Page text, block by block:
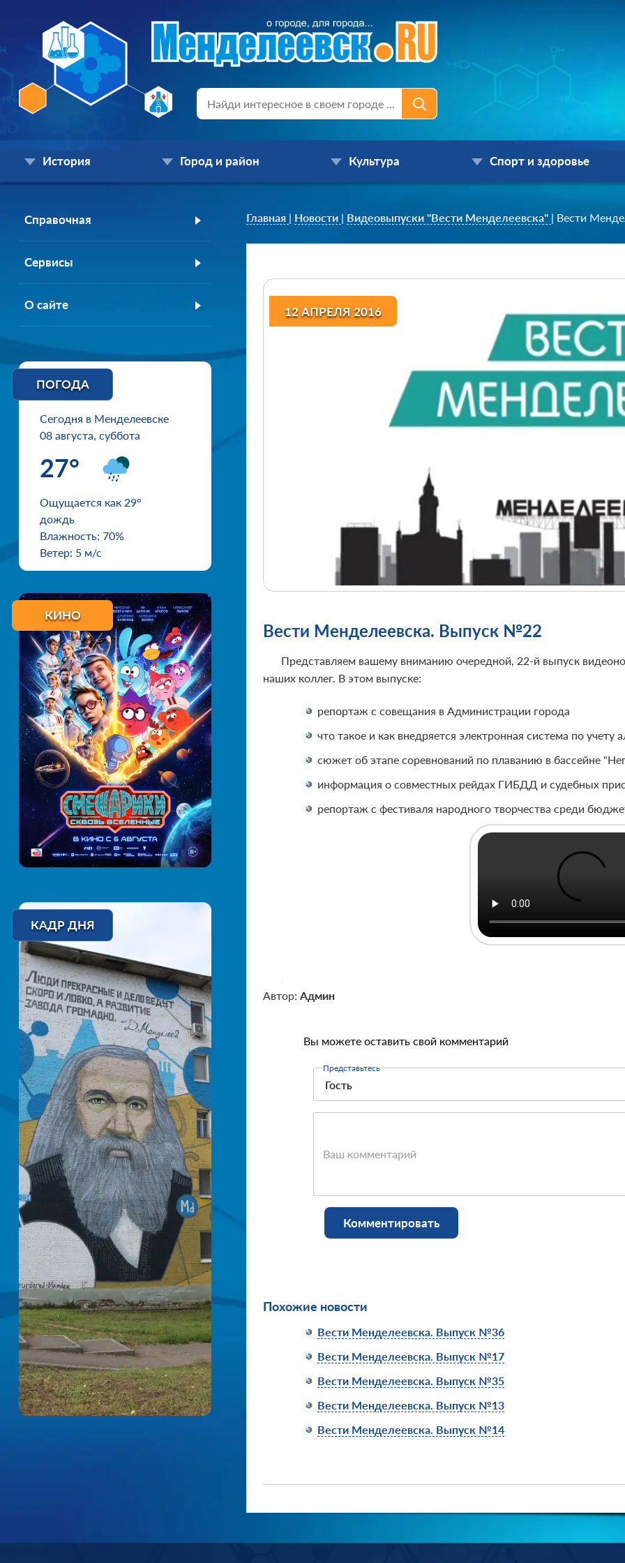
История Город и район Культура Спорт и здоровье
Справочная
Сервисы
О сайте
ПОГОДА
Сегодня в Менделеевске
08 августа, суббота
27°
Ощущается как 29°
дождь
Влажность: 70%
Ветер: 5 м/с
КИНО
КАДР ДНЯ
Главная | Новости | Видеовыпуски "Вести Менделеевска" | Вести
12 АПРЕЛЯ 2016
Вести Менделеевска. Выпуск №22
Представляем вашему вниманию очередной, 22-й выпуск
наших коллег. В этом выпуске:
репортаж с совещания в Администрации города
что такое и как внедряется электронная система по
сюжет об этапе соревнований по плаванию в бассейне
информация о совместных рейдах ГИБДД и судебных
репортаж с фестиваля народного творчества среди
Автор: Админ
Вы можете оставить свой комментарий
Представьтесь
Ваш комментарий
Комментировать
Похожие новости
Вести Менделеевска. Выпуск №36
Вести Менделеевска. Выпуск №17
Вести Менделеевска. Выпуск №35
Вести Менделеевска. Выпуск №13
Вести Менделеевска. Выпуск №14